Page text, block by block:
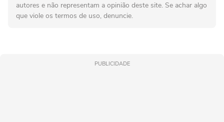
autores e não representam a opinião deste site. Se achar algo
que viole os termos de uso, denuncie.
PUBLICIDADE